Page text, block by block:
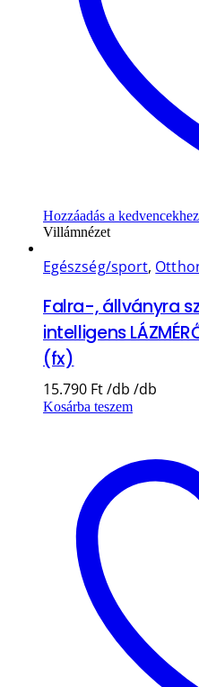
Hozzáadás a kedvencekhez
Villámnézet
Egészség/sport,
Falra-, állványra
intelligens
(fx)
15.790 Ft
Kosárba teszem